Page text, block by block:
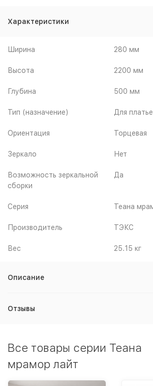
Характеристики
Ширина 280 мм
Высота 2200 мм
Глубина 500 мм
Тип (назначение) Для
Ориентация Торцевая
Зеркало Нет
Возможность зеркальной
сборки
Да
Серия Теана
Производитель ТЭКС
Вес 25.15 кг
Описание
Отзывы
Все товары серии Теана
мрамор лайт